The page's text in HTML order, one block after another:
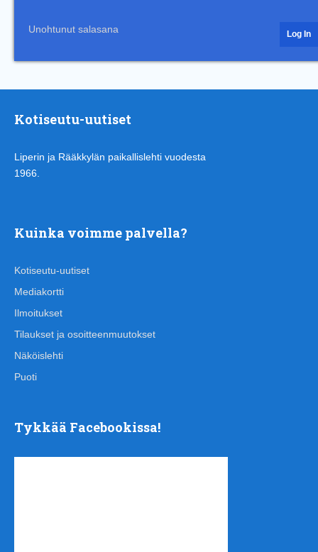
Unohtunut salasana
Kotiseutu-uutiset
Liperin ja Rääkkylän paikallislehti vuodesta
1966.
Kuinka voimme palvella?
Kotiseutu-uutiset
Mediakortti
Ilmoitukset
Tilaukset ja osoitteenmuutokset
Näköislehti
Puoti
Tykkää Facebookissa!